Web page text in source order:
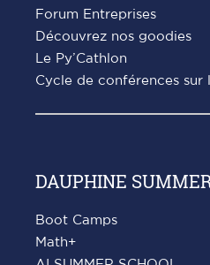
Forum Entreprises
Découvrez nos goodies
Le Py’Cathlon
Cycle de conférences sur
DAUPHINE
Boot Camps
Math+